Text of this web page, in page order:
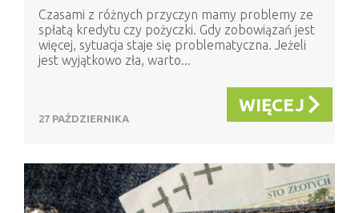
Czasami z różnych przyczyn mamy problemy ze
spłatą kredytu czy pożyczki. Gdy zobowiązań jest
więcej, sytuacja staje się problematyczna. Jeżeli
jest wyjątkowo zła, warto...
27 PAŹDZIERNIKA
WIĘCEJ